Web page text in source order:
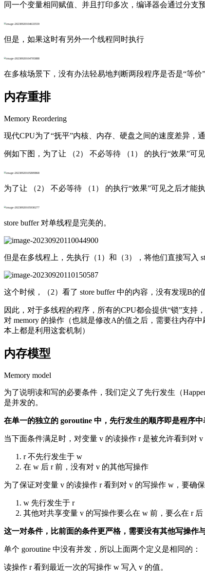
同一个变量相同赋值、并且打印多次，编译器会通过分支
但是，如果这时有另外一个线程同时执行
在多核场景下，没有办法轻易地判断两段程序是否是“等价”
内存重排
Memory Reordering
现代CPU为了“抚平”内核、内存、硬盘之间的速度差异，
例如下图，为了让 （2） 不必等待 （1） 的执行“效果”可
为了让 （2） 不必等待 （1） 的执行“效果”可见之后才能
store buffer 对单线程是完美的。
但是在多线程上，先执行（1）和（3），将他们直接写入
这个时候，（2）看了 store buffer 中的内容，没有发现B
因此，对于多线程的程序，所有的CPU都会提供“锁”支持
对 memory 的操作（也就是修改A的值之后，需要往内存
本上都是利用这套机制）
内存模型
Memory model
为了说明读和写的必要条件，我们定义了先行发生（
是并发的。
在单一的独立的 goroutine 中，先行发生的顺序即是程序中
当下面条件满足时，对变量 v 的读操作 r 是被允许看到对 v
r 不先行发生于 w
在 w 后 r 前，没有对 v 的其他写操作
为了保证对变量 v 的读操作 r 看到对 v 的写操作 w，要确
w 先行发生于 r
其他对共享变量 v 的写操作要么在 w 前，要么在 r 后
这一对条件，比前面的条件更严格，需要没有其他写操作
单个 goroutine 中没有并发，所以上面两个定义是相同的：
读操作 r 看到最近一次的写操作 w 写入 v 的值。